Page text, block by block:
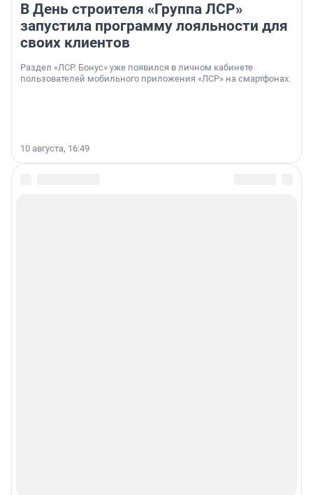
В День строителя «Группа ЛСР»
запустила программу лояльности для
своих клиентов
Раздел «ЛСР. Бонус» уже появился в личном кабинете
пользователей мобильного приложения «ЛСР» на смартфонах.
10 августа, 16:49